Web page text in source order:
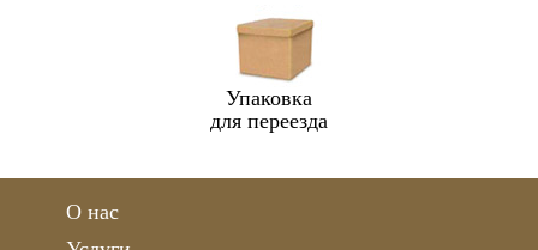
Упаковка
для переезда
О нас